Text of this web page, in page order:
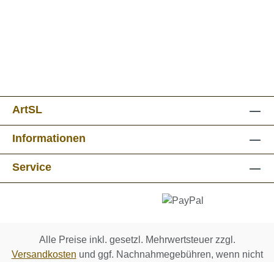
ArtSL
Informationen
Service
Alle Preise inkl. gesetzl. Mehrwertsteuer zzgl.
Versandkosten und ggf. Nachnahmegebühren, wenn nicht